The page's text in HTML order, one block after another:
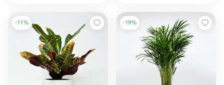
-11 % -19%